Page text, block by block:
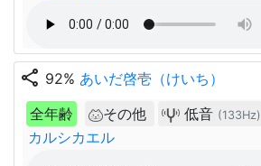
share 92% あいだ啓壱（けいち）
全年齢
その他 低音 (133Hz)
カルシカエル